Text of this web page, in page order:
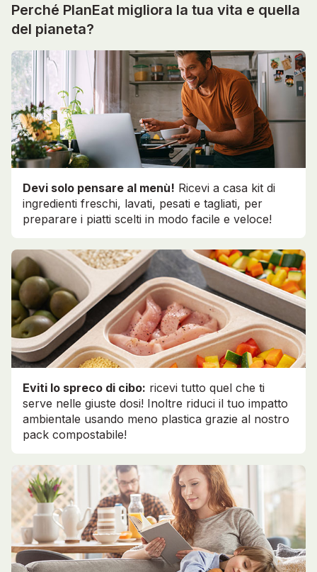
Perché PlanEat migliora la tua vita e quella
del pianeta?
Devi solo pensare al menù! Ricevi a casa kit di
ingredienti freschi, lavati, pesati e tagliati, per
preparare i piatti scelti in modo facile e veloce!
Eviti lo spreco di cibo: ricevi tutto quel che ti
serve nelle giuste dosi! Inoltre riduci il tuo impatto
ambientale usando meno plastica grazie al nostro
pack compostabile!